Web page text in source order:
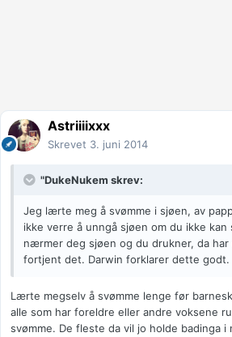
Astriiiixxx
Skrevet 3. juni 2014
"DukeNukem skrev:
Jeg lærte meg å svømme i sjøen, av
ikke verre å unngå sjøen om du ikke kan
nærmer deg sjøen og du drukner, da
fortjent det. Darwin forklarer dette godt.
Lærte megselv å svømme lenge før
alle som har foreldre eller andre voksene
svømme. De fleste da vil jo holde badinga